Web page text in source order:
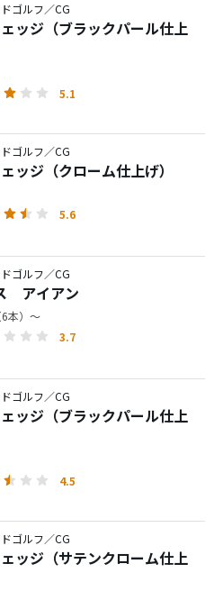
ゴルフ／CG
ッジ（ブラックパール仕上
5.1
ゴルフ／CG
ッジ（クローム仕上げ）
5.6
ゴルフ／CG
アイアン
本）～
3.7
ゴルフ／CG
ッジ（ブラックパール仕上
4.5
ゴルフ／CG
ッジ（サテンクローム仕上